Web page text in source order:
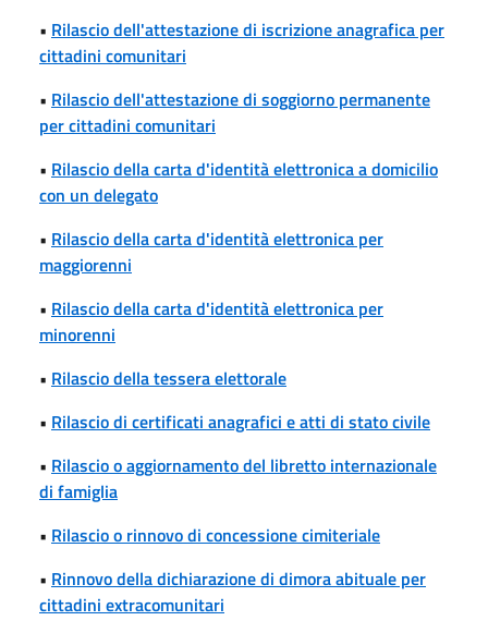
• Rilascio dell'attestazione di iscrizione anagrafica per
cittadini comunitari
• Rilascio dell'attestazione di soggiorno permanente
per cittadini comunitari
• Rilascio della carta d'identità elettronica a domicilio
con un delegato
• Rilascio della carta d'identità elettronica per
maggiorenni
• Rilascio della carta d'identità elettronica per
minorenni
• Rilascio della tessera elettorale
• Rilascio di certificati anagrafici e atti di stato civile
• Rilascio o aggiornamento del libretto internazionale
di famiglia
• Rilascio o rinnovo di concessione cimiteriale
• Rinnovo della dichiarazione di dimora abituale per
cittadini extracomunitari